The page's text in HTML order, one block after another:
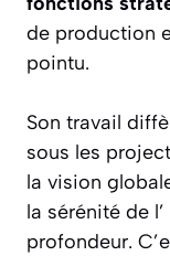
de production
pointu.
Son travail
sous les
la vision
la sérénité de l’
profondeur.